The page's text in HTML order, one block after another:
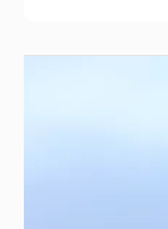
Режиссёр